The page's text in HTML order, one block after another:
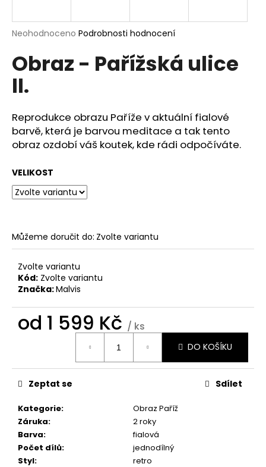
Průměrné
produktu
je
0,0
hvězdiček.
Neohodnoceno Podrobnosti hodnocení
Obraz - Pařížská ulice
II.
Reprodukce obrazu Paříže v aktuální fialové
barvě, která je barvou meditace a tak tento
obraz ozdobí váš koutek, kde rádi odpočíváte.
VELIKOST
Můžeme doručit do: Zvolte variantu
Zvolte variantu
Kód: Zvolte variantu
Značka:Malvis
od 1 599 Kč / ks
DO KOŠÍKU
Kategorie:
Obraz Paříž
Záruka:
2 roky
Barva:
fialová
Počet dílů:
jednodílný
Styl:
retro
Zeptat se Sdílet
j
t
?
HLEDAT
D
o
r
č
u
e
m
OBRAZ
OKNO
DO
PŘÍRODY
599
Kč